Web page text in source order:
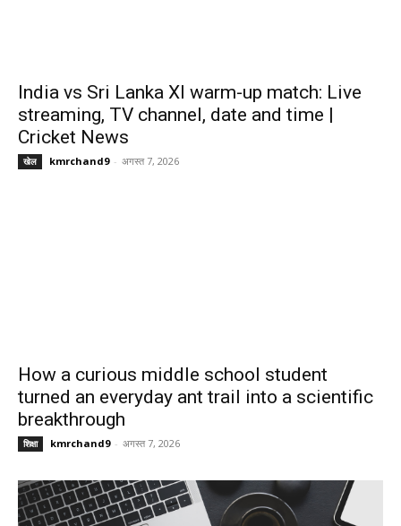
India vs Sri Lanka XI warm-up match: Live
streaming, TV channel, date and time |
Cricket News
खेल kmrchand9 - अगस्त 7, 2026
How a curious middle school student
turned an everyday ant trail into a scientific
breakthrough
शिक्षा kmrchand9 - अगस्त 7, 2026